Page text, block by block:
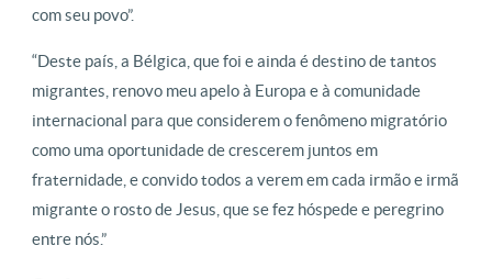
com seu povo”.
“Deste país, a Bélgica, que foi e ainda é destino de tantos
migrantes, renovo meu apelo à Europa e à comunidade
internacional para que considerem o fenômeno migratório
como uma oportunidade de crescerem juntos em
fraternidade, e convido todos a verem em cada irmão e irmã
migrante o rosto de Jesus, que se fez hóspede e peregrino
entre nós.”